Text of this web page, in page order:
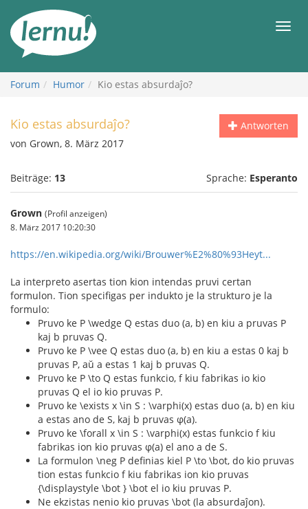
Inhalt
Forum Humor Kio estas absurdaĵo?
Antworten
Kio estas absurdaĵo?
von Grown, 8. März 2017
Beiträge: 13 Sprache: Esperanto
Grown (Profil anzeigen)
8. März 2017 10:20:30
https://en.wikipedia.org/wiki/Brouwer%E2%80%93Heyt...
La interpreto asertas tion kion intendas pruvi certan
formulon. Tion specifigas per indukto je la strukturo je la
formulo:
Pruvo ke P \wedge Q estas duo (a, b) en kiu a pruvas P
kaj b pruvas Q.
Pruvo ke P \vee Q estas duo (a, b) en kiu a estas 0 kaj b
pruvas P, aŭ a estas 1 kaj b pruvas Q.
Pruvo ke P \to Q estas funkcio, f kiu fabrikas io kio
pruvas Q el io kio pruvas P.
Pruvo ke \exists x \in S : \varphi(x) estas duo (a, b) en kiu
a estas ano de S, kaj b pruvas φ(a).
Pruvo ke \forall x \in S : \varphi(x) estas funkcio f kiu
fabrikas ion kio pruvas φ(a) el ano a de S.
La formulon \neg P definias kiel P \to \bot, do kio pruvas
tion estas funkcio f kiu fabrikas ion kio pruvas
{\displaystyle \bot } \bot el io kiu pruvas P.
Ne ekzistas nenio kio pruvas \bot (la absurdaĵon).